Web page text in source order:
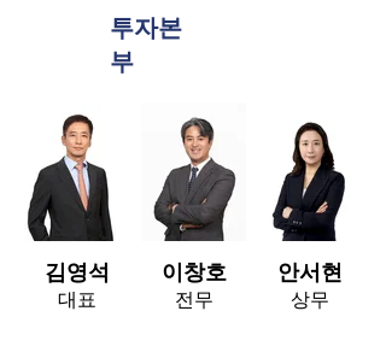
​투자본
부
김영석
대표
이창호
전무
안서현
상무